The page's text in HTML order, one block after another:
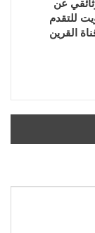
للتقدم
القرين